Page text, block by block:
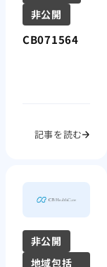
非公開
CB071564
記事を読む
非公開
地域包括